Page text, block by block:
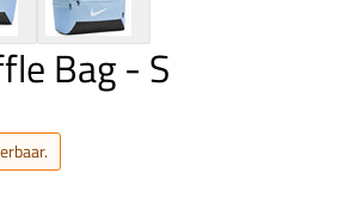
Bag - S